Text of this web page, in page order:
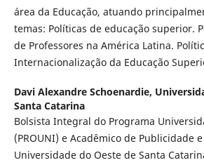
área da Educação, atuando
temas: Políticas de educação superior.
de Professores na América Latina.
Internacionalização da Educação
Davi Alexandre Schoenardie,
Santa Catarina
Bolsista Integral do Programa
(PROUNI) e Acadêmico de Publicidade
Universidade do Oeste de Santa